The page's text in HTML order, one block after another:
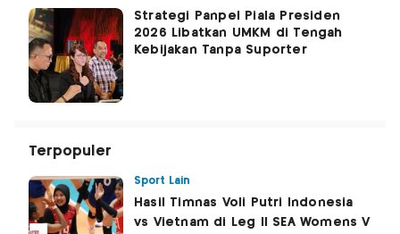
Strategi Panpel Piala Presiden
2026 Libatkan UMKM di Tengah
Kebijakan Tanpa Suporter
Terpopuler
Sport Lain
Hasil Timnas Voli Putri Indonesia
vs Vietnam di Leg II SEA Womens V